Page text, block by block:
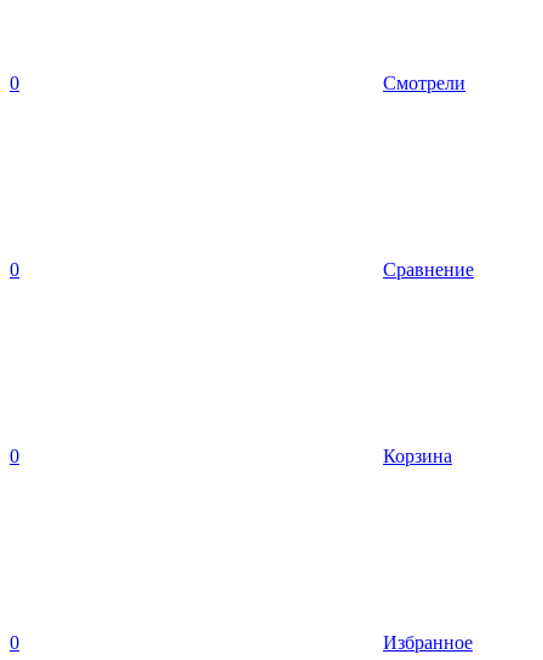
0 Смотрели
0 Сравнение
0 Корзина
0 Избранное